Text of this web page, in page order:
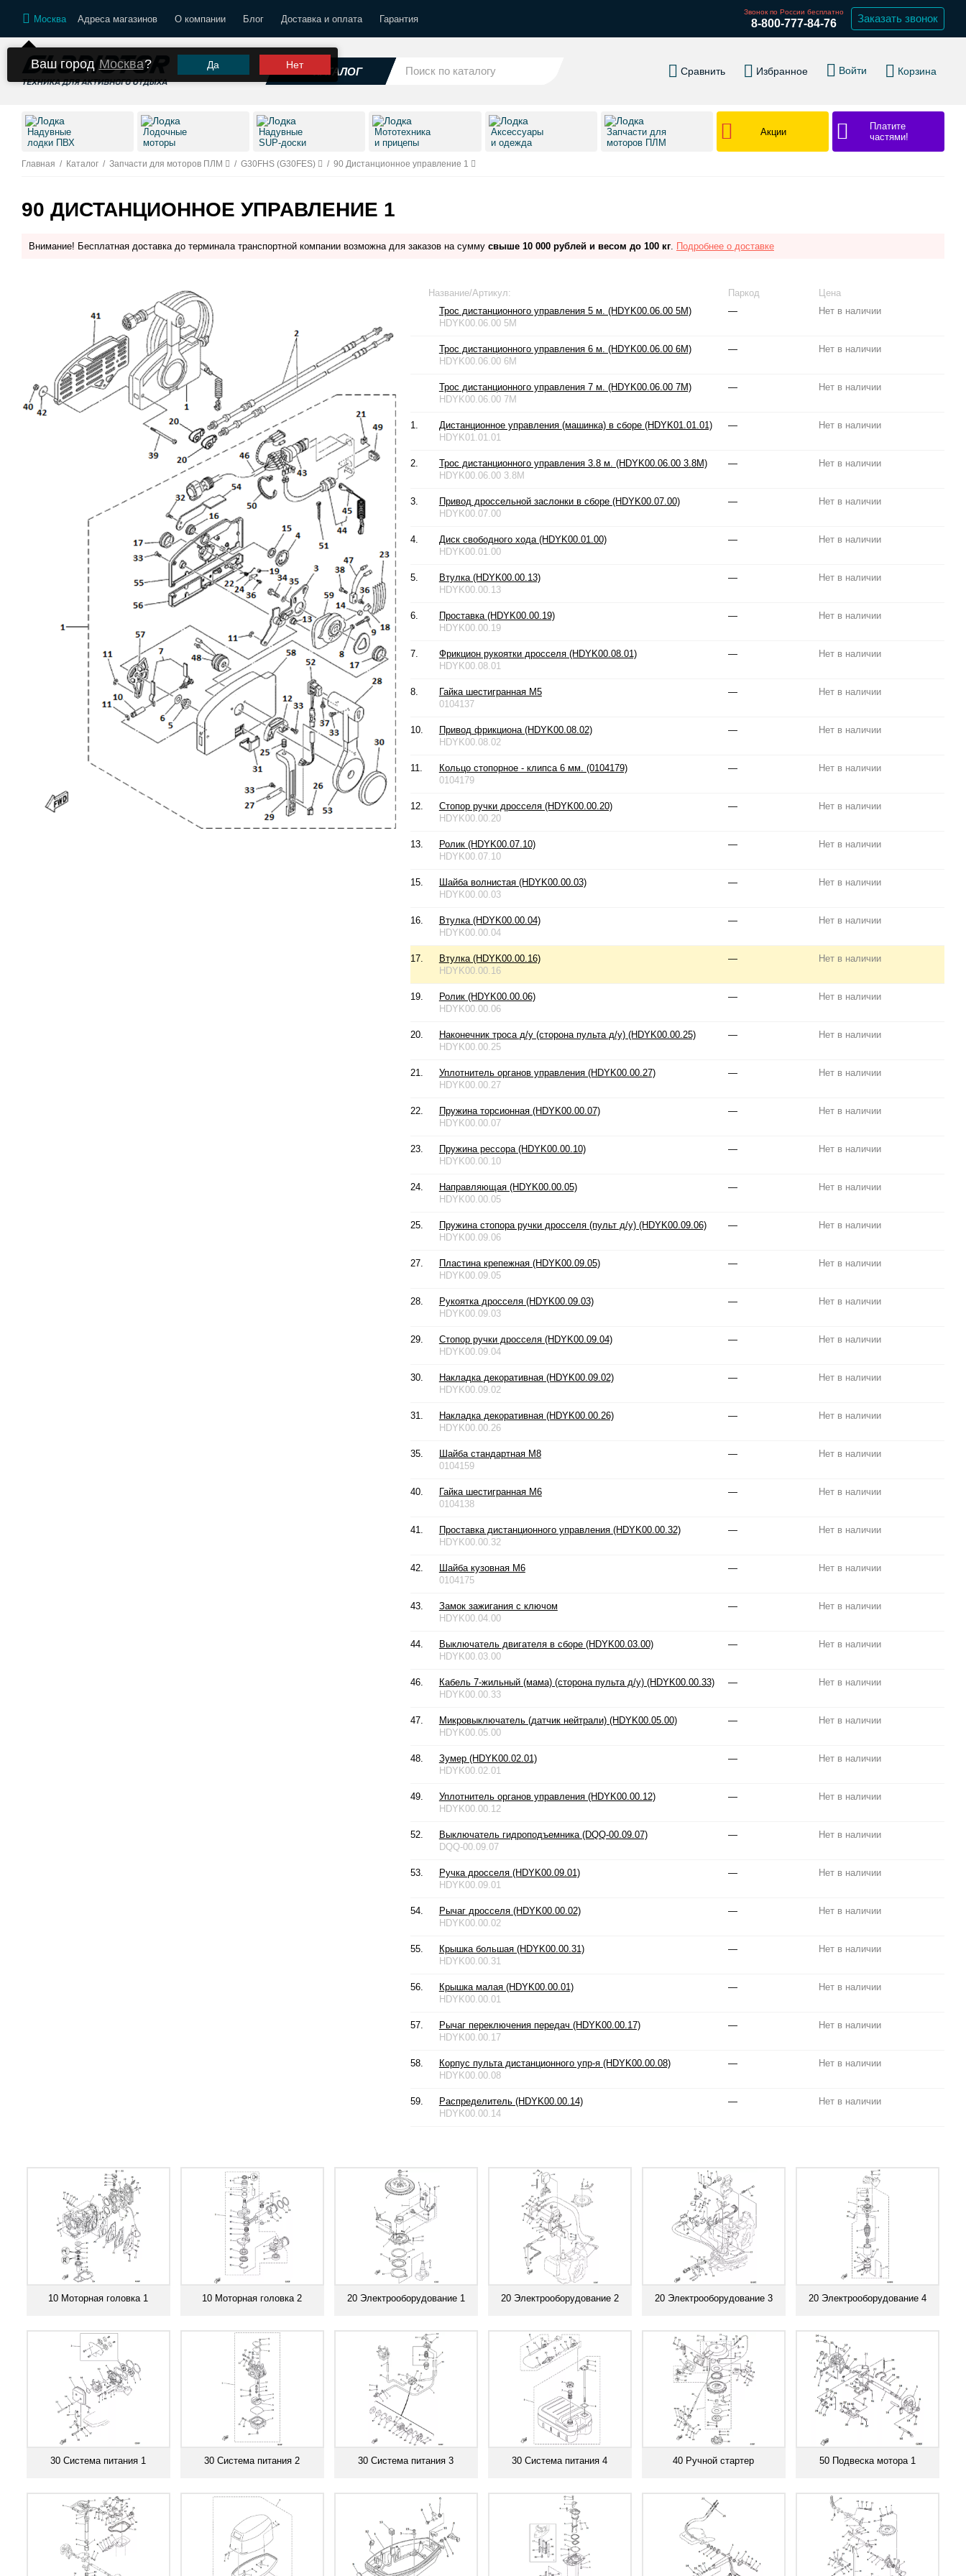
Москва Адреса магазинов О компании Блог Доставка и оплата Гарантия
Звонок по России бесплатно
8-800-777-84-76 Заказать звонок
КАТАЛОГ Сравнить Избранное Войти Корзина
Ваш городМосква? Да Нет
Надувные
лодки ПВХ
Лодочные
моторы
Надувные
SUP-доски
Мототехника
и прицепы
Аксессуары
и одежда
Запчасти для
моторов ПЛМ
Акции
Платите
частями!
Главная / Каталог / Запчасти для моторов ПЛМ / G30FHS (G30FES) / 90 Дистанционное управление 1
90 ДИСТАНЦИОННОЕ УПРАВЛЕНИЕ 1
Внимание! Бесплатная доставка до терминала транспортной компании возможна для заказов на сумму свыше 10 000 рублей и весом до 100 кг. Подробнее о доставке
Название/Артикул: Паркод
Цена
Трос дистанционного управления 5 м. (HDYK00.06.00 5M)
HDYK00.06.00 5M
— Нет в наличии
Трос дистанционного управления 6 м. (HDYK00.06.00 6M)
HDYK00.06.00 6M
— Нет в наличии
Трос дистанционного управления 7 м. (HDYK00.06.00 7M)
HDYK00.06.00 7M
— Нет в наличии
1.
Дистанционное управления (машинка) в сборе (HDYK01.01.01)
HDYK01.01.01
— Нет в наличии
2.
Трос дистанционного управления 3.8 м. (HDYK00.06.00 3.8M)
HDYK00.06.00 3.8M
— Нет в наличии
3.
Привод дроссельной заслонки в сборе (HDYK00.07.00)
HDYK00.07.00
— Нет в наличии
4.
Диск свободного хода (HDYK00.01.00)
HDYK00.01.00
— Нет в наличии
5.
Втулка (HDYK00.00.13)
HDYK00.00.13
— Нет в наличии
6.
Проставка (HDYK00.00.19)
HDYK00.00.19
— Нет в наличии
7.
Фрикцион рукоятки дросселя (HDYK00.08.01)
HDYK00.08.01
— Нет в наличии
8.
Гайка шестигранная М5
0104137
— Нет в наличии
10.
Привод фрикциона (HDYK00.08.02)
HDYK00.08.02
— Нет в наличии
11.
Кольцо стопорное - клипса 6 мм. (0104179)
0104179
— Нет в наличии
12.
Стопор ручки дросселя (HDYK00.00.20)
HDYK00.00.20
— Нет в наличии
13.
Ролик (HDYK00.07.10)
HDYK00.07.10
— Нет в наличии
15.
Шайба волнистая (HDYK00.00.03)
HDYK00.00.03
— Нет в наличии
16.
Втулка (HDYK00.00.04)
HDYK00.00.04
— Нет в наличии
17.
Втулка (HDYK00.00.16)
HDYK00.00.16
— Нет в наличии
19.
Ролик (HDYK00.00.06)
HDYK00.00.06
— Нет в наличии
20.
Наконечник троса д/у (сторона пульта д/у) (HDYK00.00.25)
HDYK00.00.25
— Нет в наличии
21.
Уплотнитель органов управления (HDYK00.00.27)
HDYK00.00.27
— Нет в наличии
22.
Пружина торсионная (HDYK00.00.07)
HDYK00.00.07
— Нет в наличии
23.
Пружина рессора (HDYK00.00.10)
HDYK00.00.10
— Нет в наличии
24.
Направляющая (HDYK00.00.05)
HDYK00.00.05
— Нет в наличии
25.
Пружина стопора ручки дросселя (пульт д/у) (HDYK00.09.06)
HDYK00.09.06
— Нет в наличии
27.
Пластина крепежная (HDYK00.09.05)
HDYK00.09.05
— Нет в наличии
28.
Рукоятка дросселя (HDYK00.09.03)
HDYK00.09.03
— Нет в наличии
29.
Стопор ручки дросселя (HDYK00.09.04)
HDYK00.09.04
— Нет в наличии
30.
Накладка декоративная (HDYK00.09.02)
HDYK00.09.02
— Нет в наличии
31.
Накладка декоративная (HDYK00.00.26)
HDYK00.00.26
— Нет в наличии
35.
Шайба стандартная М8
0104159
— Нет в наличии
40.
Гайка шестигранная М6
0104138
— Нет в наличии
41.
Проставка дистанционного управления (HDYK00.00.32)
HDYK00.00.32
— Нет в наличии
42.
Шайба кузовная М6
0104175
— Нет в наличии
43.
Замок зажигания с ключом
HDYK00.04.00
— Нет в наличии
44.
Выключатель двигателя в сборе (HDYK00.03.00)
HDYK00.03.00
— Нет в наличии
46.
Кабель 7-жильный (мама) (сторона пульта д/у) (HDYK00.00.33)
HDYK00.00.33
— Нет в наличии
47.
Микровыключатель (датчик нейтрали) (HDYK00.05.00)
HDYK00.05.00
— Нет в наличии
48.
Зумер (HDYK00.02.01)
HDYK00.02.01
— Нет в наличии
49.
Уплотнитель органов управления (HDYK00.00.12)
HDYK00.00.12
— Нет в наличии
52.
Выключатель гидроподъемника (DQQ-00.09.07)
DQQ-00.09.07
— Нет в наличии
53.
Ручка дросселя (HDYK00.09.01)
HDYK00.09.01
— Нет в наличии
54.
Рычаг дросселя (HDYK00.00.02)
HDYK00.00.02
— Нет в наличии
55.
Крышка большая (HDYK00.00.31)
HDYK00.00.31
— Нет в наличии
56.
Крышка малая (HDYK00.00.01)
HDYK00.00.01
— Нет в наличии
57.
Рычаг переключения передач (HDYK00.00.17)
HDYK00.00.17
— Нет в наличии
58.
Корпус пульта дистанционного упр-я (HDYK00.00.08)
HDYK00.00.08
— Нет в наличии
59.
Распределитель (HDYK00.00.14)
HDYK00.00.14
— Нет в наличии
10 Моторная головка 1 10 Моторная головка 2 20 Электрооборудование 1 20 Электрооборудование 2 20 Электрооборудование 3 20 Электрооборудование 4
30 Система питания 1 30 Система питания 2 30 Система питания 3 30 Система питания 4 40 Ручной стартер 50 Подвеска мотора 1